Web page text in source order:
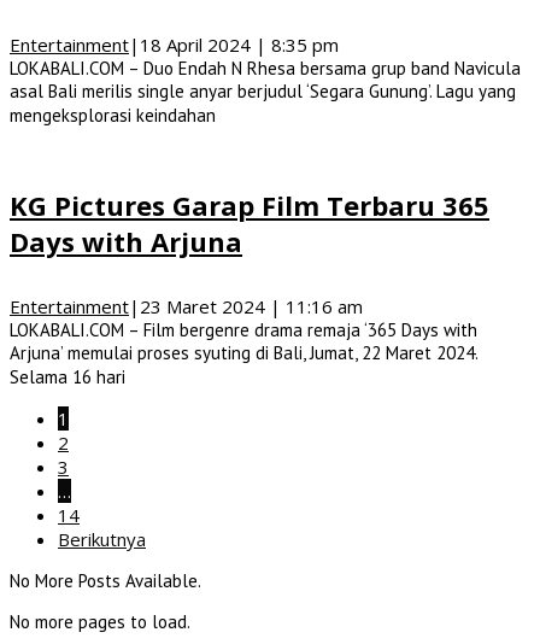
Entertainment| 18 April 2024 | 8:35 pm
LOKABALI.COM – Duo Endah N Rhesa bersama grup band Navicula
asal Bali merilis single anyar berjudul ‘Segara Gunung’. Lagu yang
mengeksplorasi keindahan
KG Pictures Garap Film Terbaru 365
Days with Arjuna
Entertainment| 23 Maret 2024 | 11:16 am
LOKABALI.COM – Film bergenre drama remaja ‘365 Days with
Arjuna’ memulai proses syuting di Bali, Jumat, 22 Maret 2024.
Selama 16 hari
1
2
3
…
14
Berikutnya
No More Posts Available.
No more pages to load.